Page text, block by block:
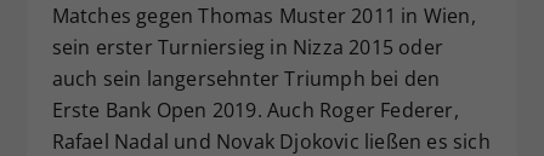
Matches gegen Thomas Muster 2011 in Wien,
sein erster Turniersieg in Nizza 2015 oder
auch sein langersehnter Triumph bei den
Erste Bank Open 2019. Auch Roger Federer,
Rafael Nadal und Novak Djokovic ließen es sich